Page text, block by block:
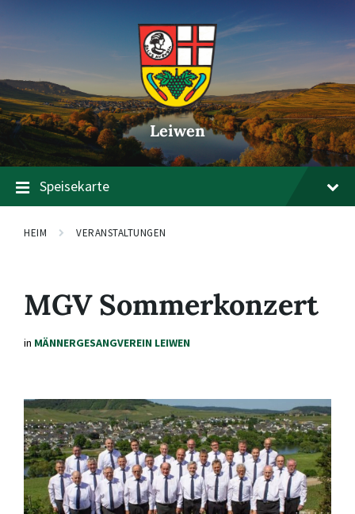
springen
springen
springen
Leiwen
Speisekarte
HEIM VERANSTALTUNGEN
MGV Sommerkonzert
in MÄNNERGESANGVEREIN LEIWEN